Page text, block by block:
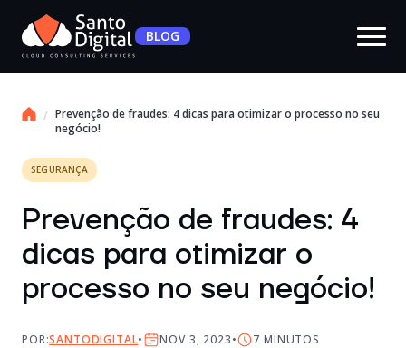
BLOG
Prevenção de fraudes: 4 dicas para otimizar o processo no seu
negócio!
SEGURANÇA
Prevenção de fraudes: 4
dicas para otimizar o
processo no seu negócio!
POR:SANTODIGITAL NOV 3, 2023 7 MINUTOS